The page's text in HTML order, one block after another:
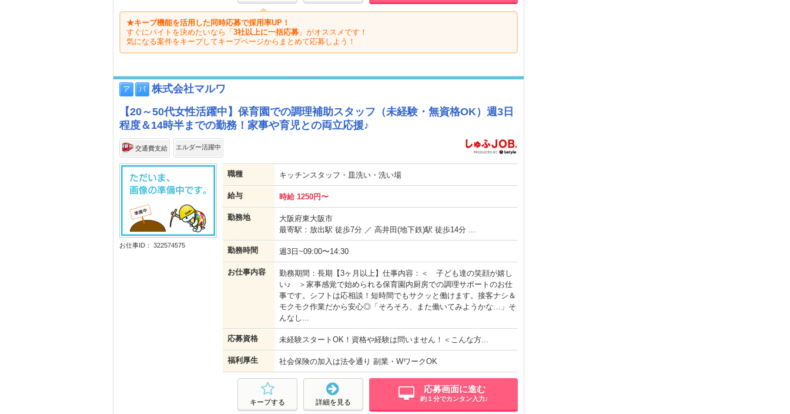
★キープ機能を活用した同時応募で採用率UP！
すぐにバイトを決めたいなら「 3社以上に一括応募 」がオススメです！
気になる案件をキープしてキープページからまとめて応募しよう！
株式会社マルワ
【20～50代女性活躍中】保育園での調理補助スタッフ（未経験・無資格OK）週3日
程度＆14時半までの勤務！家事や育児との両立応援♪
交通費支給 エルダー活躍中
お仕事ID： 322574575
職種 キッチンスタッフ・皿洗い・洗い場
給与 時給 1250円〜
勤務地
大阪府東大阪市
最寄駅：放出駅 徒歩7分 ／ 高井田(地下鉄)駅 徒歩14分 ...
勤務時間 週3日~09:00〜14:30
お仕事内容
勤務期間：長期【3ヶ月以上】仕事内容：＜ 子ども達の笑顔が嬉し
い♪ ＞家事感覚で始められる保育園内厨房での調理サポートのお仕
事です。シフトは応相談！短時間でもサクッと働けます。接客ナシ＆
モクモク作業だから安心◎「そろそろ、また働いてみようかな…」そ
んなし...
応募資格 未経験スタートOK！資格や経験は問いません！＜こんな方...
福利厚生 社会保険の加入は法令通り 副業・WワークOK
応募画面に進む
約１分でカンタン入力♪
詳細を見る
キープする